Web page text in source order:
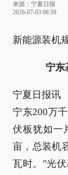
来源： 宁夏日报
2026-07-03 08:59
新能源装机
宁东
宁夏日报讯
宁东200万
伏板犹如一
亩，总装机
瓦时。”光